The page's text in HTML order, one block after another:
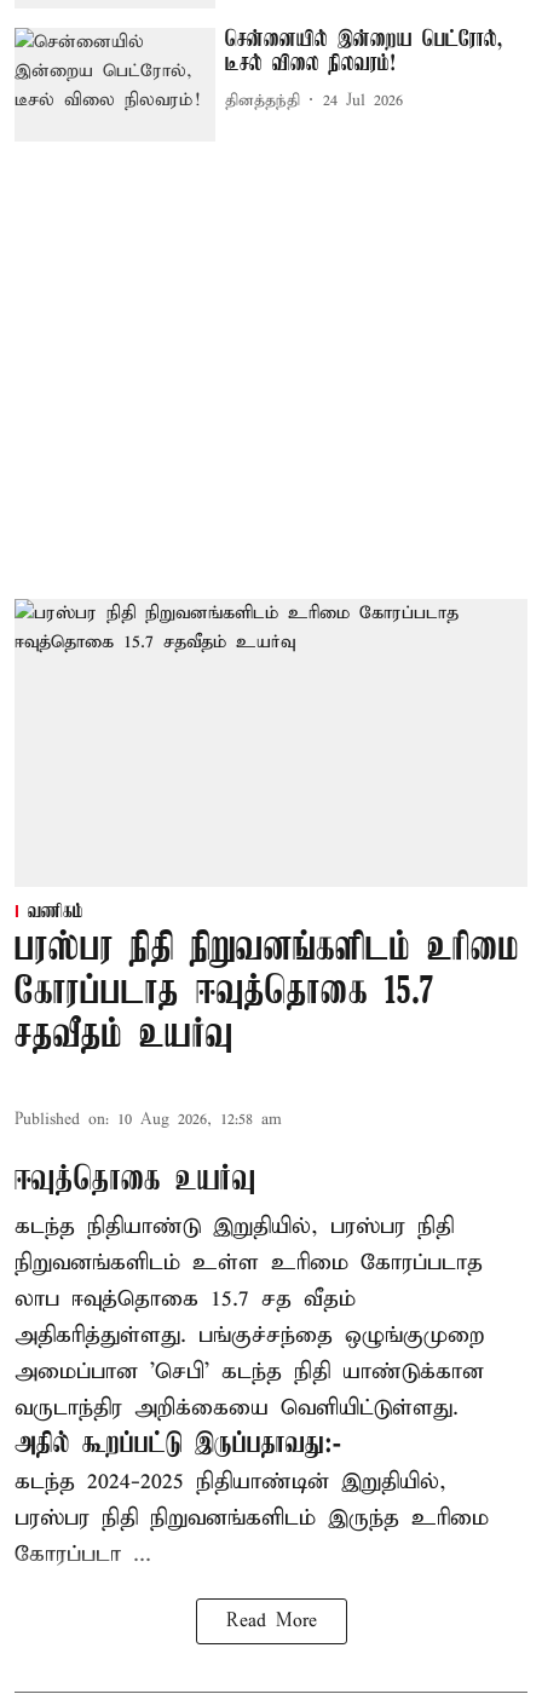
சென்னையில் இன்றைய பெட்ரோல்,
டீசல் விலை நிலவரம்!
தினத்தந்தி 24 Jul 2026
வணிகம்
பரஸ்பர நிதி நிறுவனங்களிடம் உரிமை
கோரப்படாத ஈவுத்தொகை 15.7
சதவீதம் உயர்வு
Published on: 10 Aug 2026, 12:58 am
ஈவுத்தொகை உயர்வு
கடந்த நிதியாண்டு இறுதியில், பரஸ்பர நிதி
நிறுவனங்களிடம் உள்ள உரிமை கோரப்படாத
லாப ஈவுத்தொகை 15.7 சத வீதம்
அதிகரித்துள்ளது. பங்குச்சந்தை ஒழுங்குமுறை
அமைப்பான 'செபி' கடந்த நிதி யாண்டுக்கான
வருடாந்திர அறிக்கையை வெளியிட்டுள்ளது.
அதில் கூறப்பட்டு இருப்பதாவது:-
கடந்த 2024-2025 நிதியாண்டின் இறுதியில்,
பரஸ்பர நிதி நிறுவனங்களிடம் இருந்த உரிமை
கோரப்படா ...
Read More